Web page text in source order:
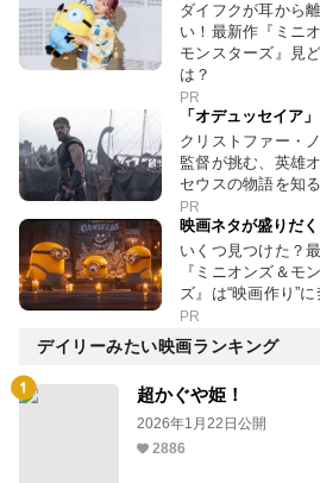
ダイフクが耳から
い！最新作『ミニ
モンスターズ』見
は？
PR
「オデュッセイア
クリストファー・
監督が挑む、英雄
セウスの物語を知る
PR
映画ネタが盛りだく
いくつ見つけた？
『ミニオンズ＆モ
ズ』は“映画作り”に
PR
デイリーみたい映画ランキング
超かぐや姫！
2026年1月22日公開
2886